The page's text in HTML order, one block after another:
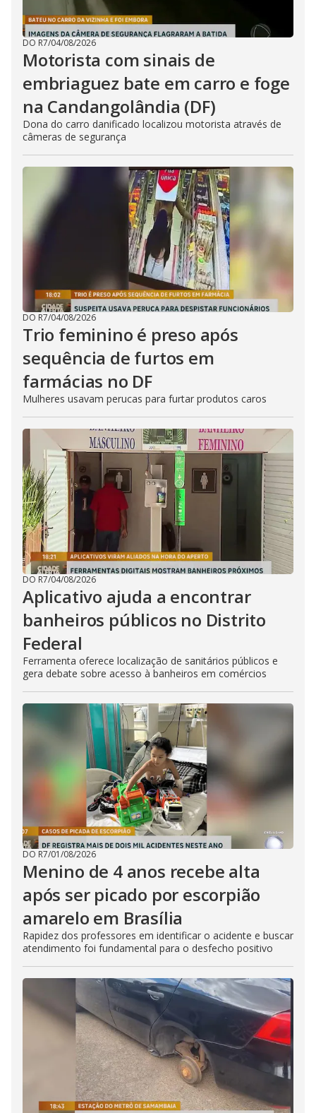
DO R7/04/08/2026
Motorista com sinais de
embriaguez bate em carro e foge
na Candangolândia (DF)
Dona do carro danificado localizou motorista através de
câmeras de segurança
DO R7/04/08/2026
Trio feminino é preso após
sequência de furtos em
farmácias no DF
Mulheres usavam perucas para furtar produtos caros
DO R7/04/08/2026
Aplicativo ajuda a encontrar
banheiros públicos no Distrito
Federal
Ferramenta oferece localização de sanitários públicos e
gera debate sobre acesso à banheiros em comércios
DO R7/01/08/2026
Menino de 4 anos recebe alta
após ser picado por escorpião
amarelo em Brasília
Rapidez dos professores em identificar o acidente e buscar
atendimento foi fundamental para o desfecho positivo